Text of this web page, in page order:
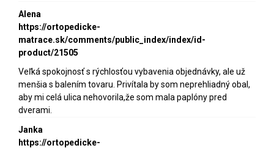
Alena
https://ortopedicke-
matrace.sk/comments/public_index/index/id-
product/21505
Veľká spokojnosť s rýchlosťou vybavenia objednávky, ale už
menšia s balením tovaru. Privítala by som neprehliadný obal,
aby mi celá ulica nehovorila,že som mala paplóny pred
dverami.
Janka
https://ortopedicke-